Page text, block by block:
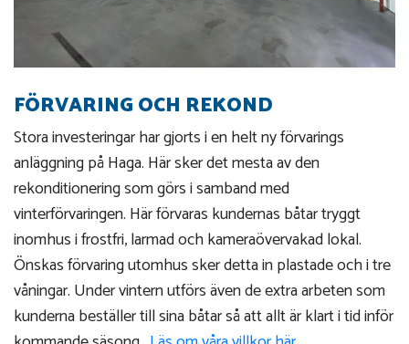
FÖRVARING OCH REKOND
Stora investeringar har gjorts i en helt ny förvarings
anläggning på Haga. Här sker det mesta av den
rekonditionering som görs i samband med
vinterförvaringen. Här förvaras kundernas båtar tryggt
inomhus i frostfri, larmad och kameraövervakad lokal.
Önskas förvaring utomhus sker detta in plastade och i tre
våningar. Under vintern utförs även de extra arbeten som
kunderna beställer till sina båtar så att allt är klart i tid inför